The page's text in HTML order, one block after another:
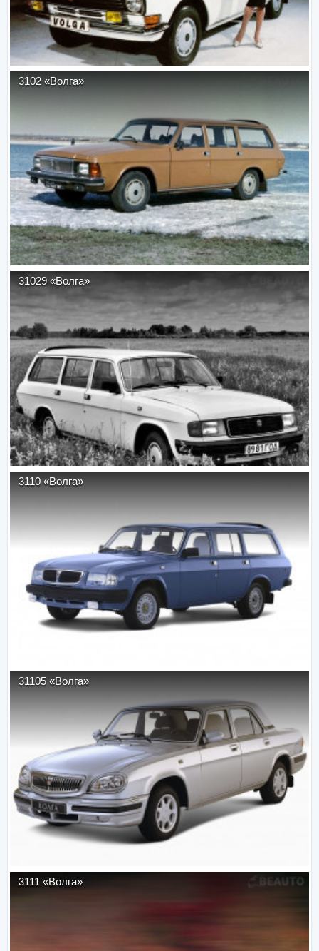
3102 «Волга»
31029 «Волга»
3110 «Волга»
31105 «Волга»
3111 «Волга»